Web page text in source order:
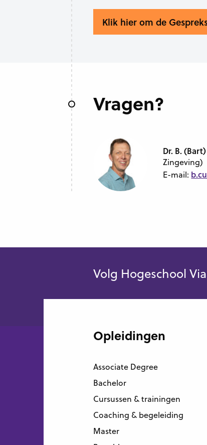
Klik hier om de
Vragen?
Dr. B.
Zingeving)
E-mail:
Volg Hogeschool
Opleidingen
Associate Degree
Bachelor
Cursussen & trainingen
Coaching & begeleiding
Master